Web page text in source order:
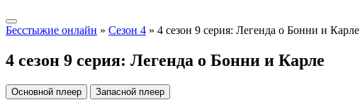
Бесстыжие онлайн » Сезон 4 » 4 сезон 9 серия: Легенда о Бонни и Карле
4 сезон 9 серия: Легенда о Бонни и Карле
Основной плеер Запасной плеер